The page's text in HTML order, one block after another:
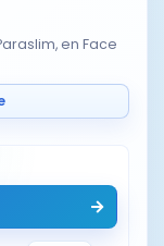
en Face